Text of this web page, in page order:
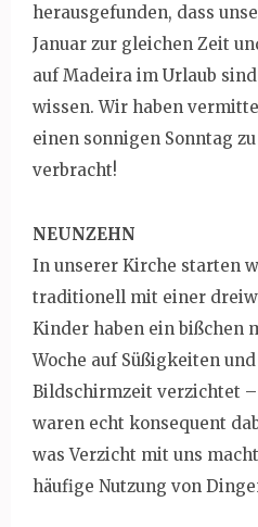
herausgefunden, dass
Januar zur gleichen Zeit
auf Madeira im Urlaub
wissen. Wir haben
einen sonnigen Sonntag
verbracht!
NEUNZEHN
In unserer Kirche starten
traditionell mit einer
Kinder haben ein bißchen
Woche auf Süßigkeiten
Bildschirmzeit verzichtet
waren echt konsequent
was Verzicht mit uns
häufige Nutzung von